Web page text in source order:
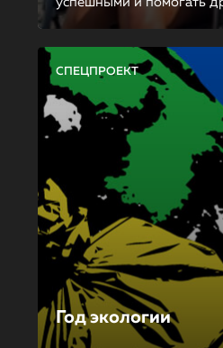
СПЕЦПРОЕКТ
Год экологии